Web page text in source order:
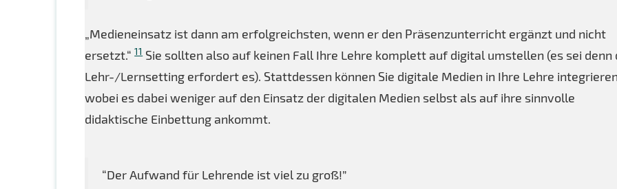
„Medieneinsatz ist dann am erfolgreichsten, wenn er den Präsenzunterricht ergänzt und nicht
ersetzt.“11Sie sollten also auf keinen Fall Ihre Lehre komplett auf digital umstellen (es sei denn
Lehr-/Lernsetting erfordert es). Stattdessen können Sie digitale Medien in Ihre Lehre
wobei es dabei weniger auf den Einsatz der digitalen Medien selbst als auf ihre sinnvolle
didaktische Einbettung ankommt.
“Der Aufwand für Lehrende ist viel zu groß!”